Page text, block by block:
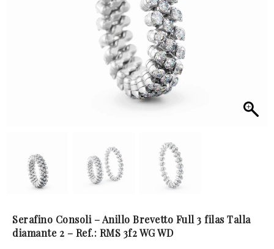
Serafino Consoli – Anillo Brevetto Full 3 filas Talla
diamante 2 – Ref.: RMS 3f2 WG WD